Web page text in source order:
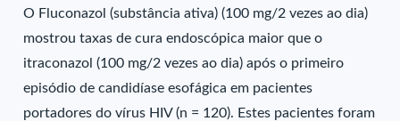
O Fluconazol (substância ativa) (100 mg/2 vezes ao dia)
mostrou taxas de cura endoscópica maior que o
itraconazol (100 mg/2 vezes ao dia) após o primeiro
episódio de candidíase esofágica em pacientes
portadores do vírus HIV (n = 120). Estes pacientes foram